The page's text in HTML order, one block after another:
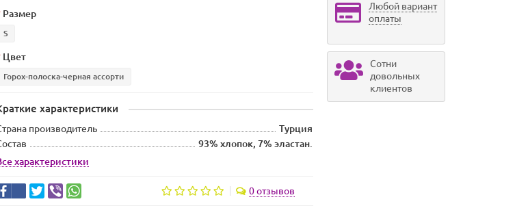
Размер
S
Цвет
Горох-полоска-черная ассорти
характеристики
производитель
Турция
93% хлопок, 7% эластан.
характеристики
0 отзывов
Любой вариант
оплаты
Сотни
довольных
клиентов